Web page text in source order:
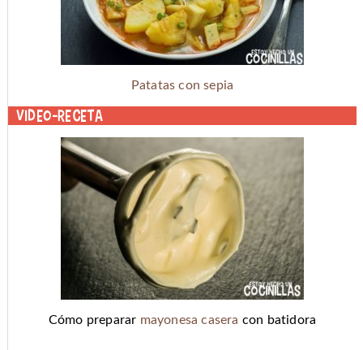
Patatas con sepia
Video-receta
Cómo preparar mayonesa casera con batidora